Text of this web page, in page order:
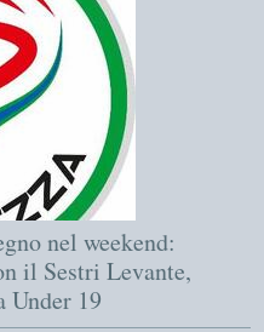
nel weekend:
il Sestri Levante,
Under 19